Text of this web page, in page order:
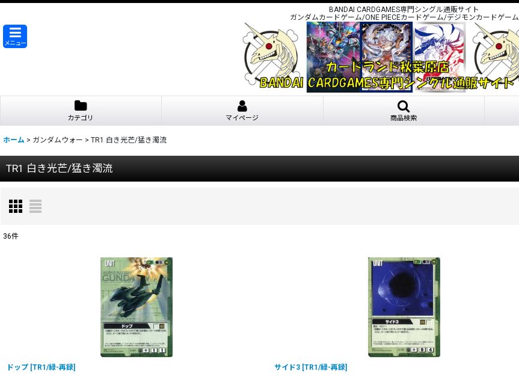
BANDAI CARDGAMES専門シングル通販サイト
ガンダムカードゲーム/ONE PIECEカードゲーム/デジモンカードゲーム
メニュー
カテゴリ マイページ 商品検索
ホーム > ガンダムウォー > TR1 白き光芒/猛き濁流
TR1 白き光芒/猛き濁流
絞り込む
36件
ドップ [TR1/緑-再録] サイド3 [TR1/緑-再録]